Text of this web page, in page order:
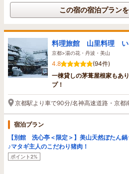
この宿の宿泊プラン
料理旅館 山里料理 い
京都>湯の花・丹波・美山
4.8
(94件)
一棟貸しの茅葺屋根家もあ
プ！
京都駅より車で90分/名神高速道路・京都
宿泊プラン
【別館 洗心亭＜限定＞】美山天然ぼたん
♪マタギ主人のこだわり猪肉！
ポイント2%